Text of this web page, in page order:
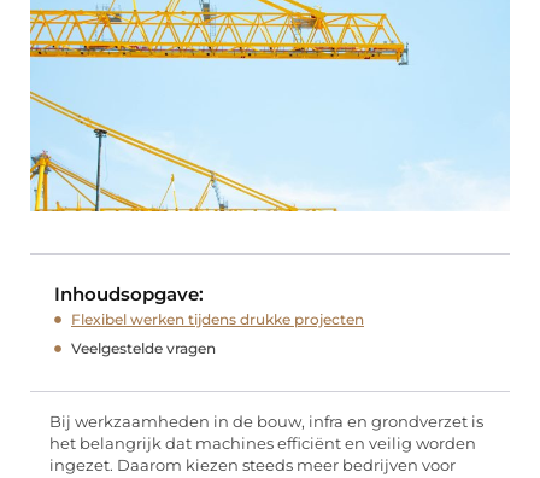
Inhoudsopgave:
Flexibel werken tijdens drukke projecten
Veelgestelde vragen
Bij werkzaamheden in de bouw, infra en grondverzet is
het belangrijk dat machines efficiënt en veilig worden
ingezet. Daarom kiezen steeds meer bedrijven voor